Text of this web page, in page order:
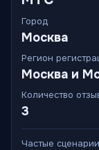
Город
Москва
Регион
Москва и
Количество
3
Частые сценарии